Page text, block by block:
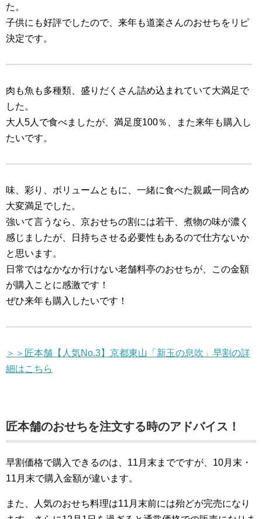
た。
子供にも好評でしたので、来年も道楽さんのおせちをリピ
決定です。
肉も魚も多種類、盛りだくさん詰め込まれていて大満足で
した。
大人5人で食べましたが、満足度100％、また来年も購入し
たいです。
味、彩り、ボリュームともに、一緒に食べた親戚一同含め
大変満足でした。
強いて言うなら、京おせちの割には若干、煮物の味が濃く
感じましたが、日持ちさせる必要性もあるので仕方ないか
と思います。
日常ではなかなか行けない老舗料亭のおせちが、この金額
が購入ことに感激です！
ぜひ来年も購入したいです！
＞＞匠本舗【人気No.3】京都東山「新玉の息吹」早割の詳
細はこちら
匠本舗のおせちを注文する時のアドバイス！
早割価格で購入できるのは、11月末までですが、10月末・
11月末で購入金額が違います。
また、人気のおせち料理は11月末前には殆どが完売になり